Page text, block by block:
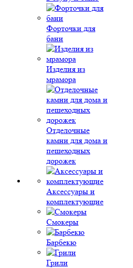
Форточки для
бани
Изделия из
мрамора
Отделочные
камни для дома и
пешеходных
дорожек
Аксессуары и
комплектующие
Смокеры
Барбекю
Грили